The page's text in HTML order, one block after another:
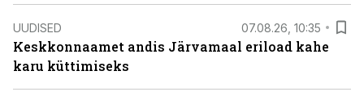
UUDISED 07.08.26, 10:35
Keskkonnaamet andis Järvamaal eriload kahe
karu küttimiseks